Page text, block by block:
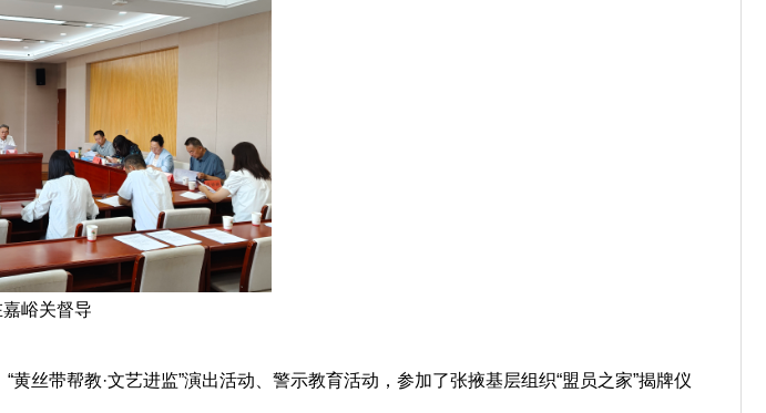
嘉峪关督导
丝带帮教·文艺进监”演出活动、警示教育活动，参加了张掖基层组织“盟员之家”揭牌仪